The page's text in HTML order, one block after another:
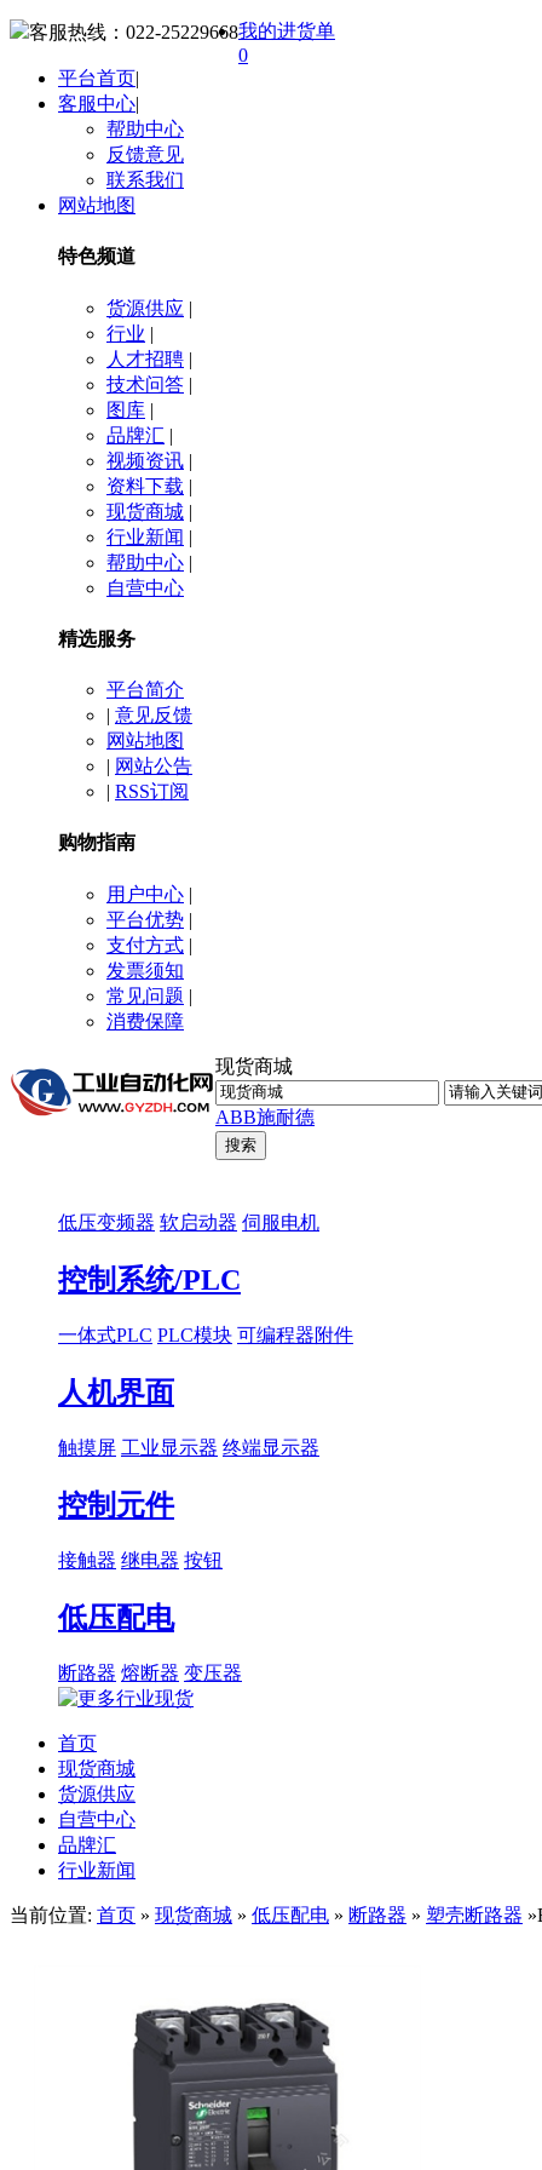
客服热线： 022-25229668我的进货单
0
平台首页|
客服中心|
帮助中心
反馈意见
联系我们
网站地图
特色频道
货源供应 |
行业 |
人才招聘 |
技术问答 |
图库 |
品牌汇 |
视频资讯 |
资料下载 |
现货商城 |
行业新闻 |
帮助中心 |
自营中心
精选服务
平台简介
| 意见反馈
网站地图
| 网站公告
| RSS订阅
购物指南
用户中心 |
平台优势 |
支付方式 |
发票须知
常见问题 |
消费保障
现货商城
ABB施耐德
低压变频器 软启动器 伺服电机
控制系统/PLC
一体式PLC PLC模块 可编程器附件
人机界面
触摸屏 工业显示器 终端显示器
控制元件
接触器 继电器 按钮
低压配电
断路器 熔断器 变压器
首页
现货商城
货源供应
自营中心
品牌汇
行业新闻
当前位置: 首页 » 现货商城 » 低压配电 » 断路器 » 塑壳断路器